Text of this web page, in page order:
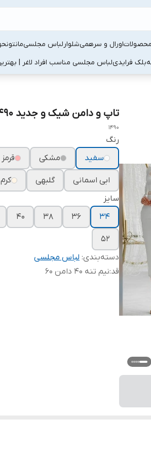
اورال و سرهمیشلوارلباس مجلسیمانتو
بلک فرایدیلباس مجلسی مناسب افراد لاغر |
تاپ و دامن شیک و جدید ۱۴۹۰
1490
رنگ
سفید
مشکی قرمز
ابی اسمانی گلبهی
کرم
سایز
۳۴
۳۶ ۳۸ ۴۰
۵۲
دسته‌بندی: لباس مجلسی
قد:نیم تنه ۴۰ دامن ۶۰